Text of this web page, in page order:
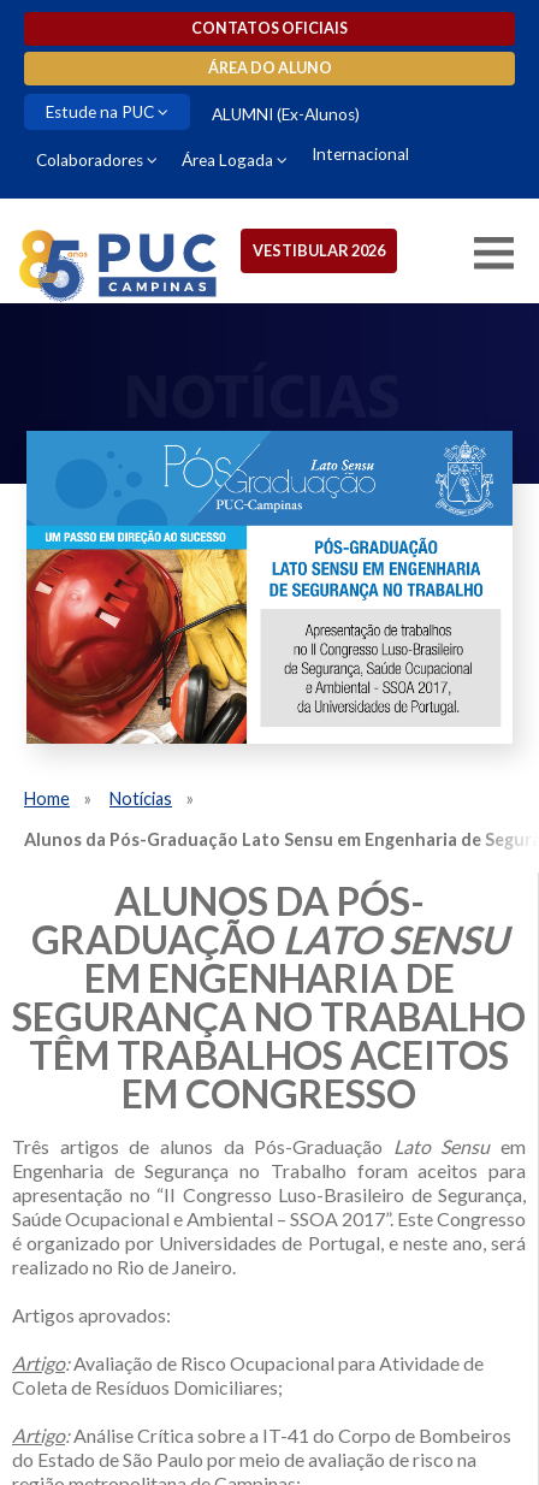
CONTATOS OFICIAIS
ÁREA DO ALUNO
Estude na PUC ALUMNI (Ex-Alunos)
Colaboradores Área Logada Internacional
VESTIBULAR 2026
Home
Notícias
Alunos da Pós-Graduação Lato Sensu em Engenharia de
ALUNOS DA PÓS-
GRADUAÇÃO LATO SENSU
EM ENGENHARIA DE
SEGURANÇA NO TRABALHO
TÊM TRABALHOS ACEITOS
EM CONGRESSO
Três artigos de alunos da Pós-Graduação Lato Sensuem
Engenharia de Segurança no Trabalho foram aceitos para
apresentação no “II Congresso Luso-Brasileiro de Segurança,
Saúde Ocupacional e Ambiental – SSOA 2017”. Este Congresso
é organizado por Universidades de Portugal, e neste ano, será
realizado no Rio de Janeiro.
Artigos aprovados:
Artigo:Avaliação de Risco Ocupacional para Atividade de
Coleta de Resíduos Domiciliares;
Artigo:Análise Crítica sobre a IT-41 do Corpo de Bombeiros
do Estado de São Paulo por meio de avaliação de risco na